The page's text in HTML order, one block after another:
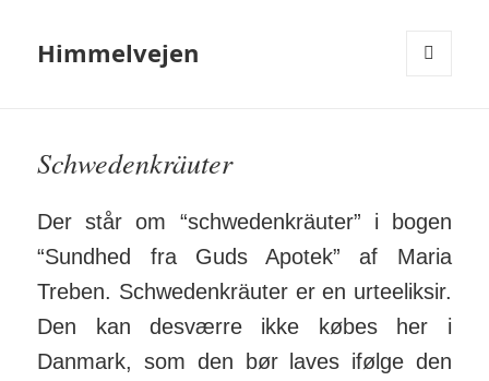
Himmelvejen
Schwedenkräuter
Der står om “schwedenkräuter” i bogen
“Sundhed fra Guds Apotek” af Maria
Treben. Schweden­kräuter er en urteeliksir.
Den kan desværre ikke købes her i
Danmark, som den bør laves ifølge den